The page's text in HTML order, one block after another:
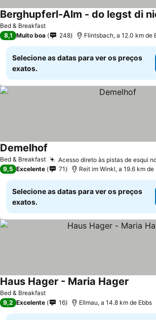
Bed & Breakfast
Berghupferl-Alm - do legst di
8,1 Muito boa 248 Flintsbach, a 12.0 km de
Selecione as datas para ver os preços
exatos.
Bed & Breakfast Acesso direto às pistas de esqui
Demelhof
9,5 Excelente 71 Reit im Winkl, a 19.6 km de
Selecione as datas para ver os preços
exatos.
Bed & Breakfast
Haus Hager - Maria Hager
9,2 Excelente 16 Ellmau, a 14.8 km de Ebbs